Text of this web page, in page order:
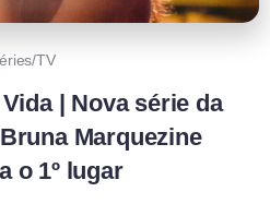
TV
| Nova série da
Marquezine
o 1º lugar